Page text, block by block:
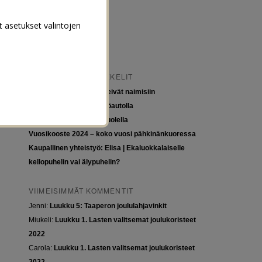
VIIMEISIMMÄT ARTIKKELIT
Tytöt kuuluvat kouluun, eivät naimisiin
Euroopan roadtrip sähköautolla
Tyttöjen ja tasa-arvon puolella
Vuosikooste 2024 – koko vuosi pähkinänkuoressa
Kaupallinen yhteistyö: Elisa | Ekaluokkalaiselle
kellopuhelin vai älypuhelin?
VIIMEISIMMÄT KOMMENTIT
Jenni: Luukku 5: Taaperon joululahjavinkit
Miukeli: Luukku 1. Lasten valitsemat joulukoristeet
2022
Carola: Luukku 1. Lasten valitsemat joulukoristeet
asetukset valintojen